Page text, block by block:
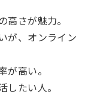
高さが魅力。
が、オンライン
が高い。
したい人。